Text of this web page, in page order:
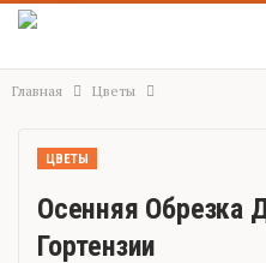
Главная Цветы
ЦВЕТЫ
Осенняя Обрезка
Гортензии